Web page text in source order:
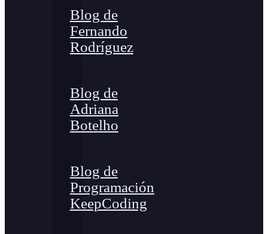
Blog de
Fernando
Rodríguez
Blog de
Adriana
Botelho
Blog de
Programación
KeepCoding